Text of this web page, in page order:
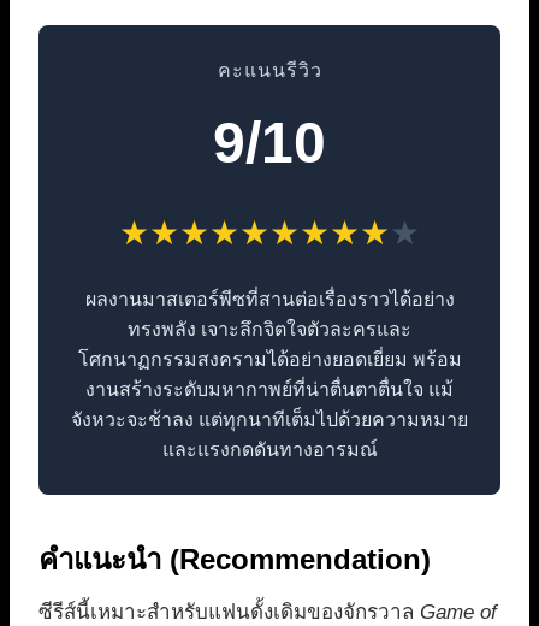
คะแนนรีวิว
9/10
★★★★★★★★★★
ผลงานมาสเตอร์พีซที่สานต่อเรื่องราวได้อย่าง
ทรงพลัง เจาะลึกจิตใจตัวละครและ
โศกนาฏกรรมสงครามได้อย่างยอดเยี่ยม พร้อม
งานสร้างระดับมหากาพย์ที่น่าตื่นตาตื่นใจ แม้
จังหวะจะช้าลง แต่ทุกนาทีเต็มไปด้วยความหมาย
และแรงกดดันทางอารมณ์
คำแนะนำ (Recommendation)
ซีรีส์นี้เหมาะสำหรับแฟนดั้งเดิมของจักรวาล Game of